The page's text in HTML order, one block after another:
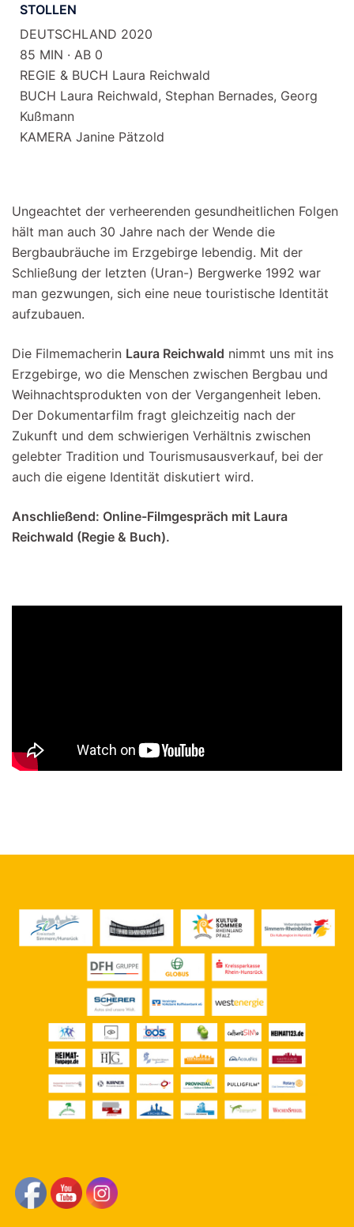
STOLLEN
DEUTSCHLAND 2020
85 MIN · AB 0
REGIE & BUCH Laura Reichwald
BUCH Laura Reichwald, Stephan Bernades, Georg
Kußmann
KAMERA Janine Pätzold
Ungeachtet der verheerenden gesundheitlichen Folgen
hält man auch 30 Jahre nach der Wende die
Bergbaubräuche im Erzgebirge lebendig. Mit der
Schließung der letzten (Uran-) Bergwerke 1992 war
man gezwungen, sich eine neue touristische Identität
aufzubauen.
Die Filmemacherin Laura Reichwald nimmt uns mit ins
Erzgebirge, wo die Menschen zwischen Bergbau und
Weihnachtsprodukten von der Vergangenheit leben.
Der Dokumentarfilm fragt gleichzeitig nach der
Zukunft und dem schwierigen Verhältnis zwischen
gelebter Tradition und Tourismusausverkauf, bei der
auch die eigene Identität diskutiert wird.
Anschließend: Online-Filmgespräch mit Laura
Reichwald (Regie & Buch).